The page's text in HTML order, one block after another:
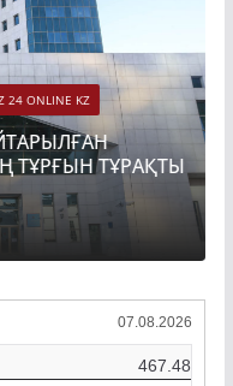
24 ONLINE KZ
ТҰРҒЫН ТҰРАҚТЫ
07.08.2026
467.48